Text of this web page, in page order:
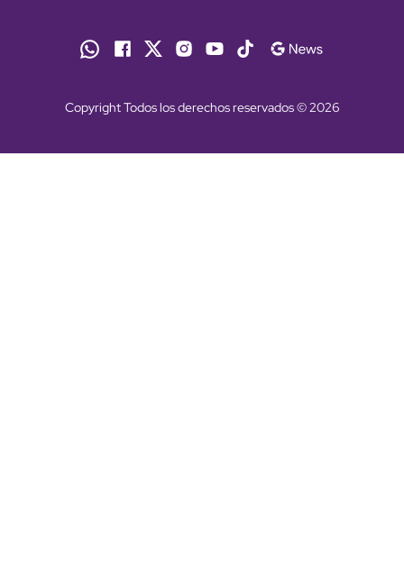
Copyright Todos los derechos reservados © 2026